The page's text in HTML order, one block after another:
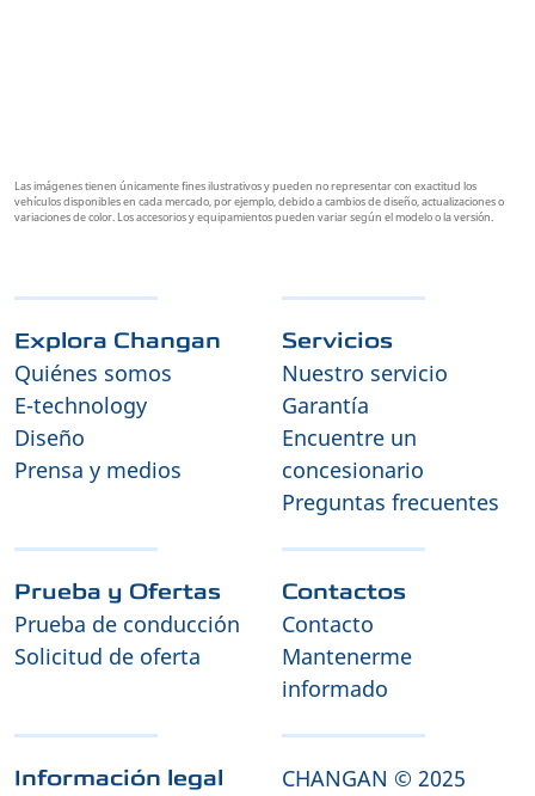
Las imágenes tienen únicamente fines ilustrativos y pueden no representar con exactitud los
vehículos disponibles en cada mercado, por ejemplo, debido a cambios de diseño, actualizaciones o
variaciones de color. Los accesorios y equipamientos pueden variar según el modelo o la versión.
Explora Changan
Quiénes somos
E-technology
Diseño
Prensa y medios
Servicios
Nuestro servicio
Garantía
Encuentre un
concesionario
Preguntas frecuentes
Prueba y Ofertas
Prueba de conducción
Solicitud de oferta
Contactos
Contacto
Mantenerme
informado
Información legal
CHANGAN © 2025